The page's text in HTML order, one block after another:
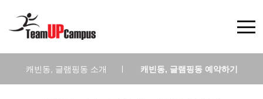
캐빈동, 글램핑동 소개 캐빈동, 글램핑동 예약하기